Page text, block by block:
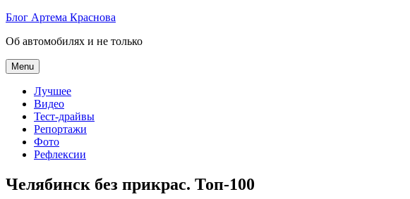
Skip
content
Блог Артема Краснова
Об автомобилях и не только
Menu
Лучшее
Видео
Тест-драйвы
Репортажи
Фото
Рефлексии
Челябинск без прикрас. Топ-100